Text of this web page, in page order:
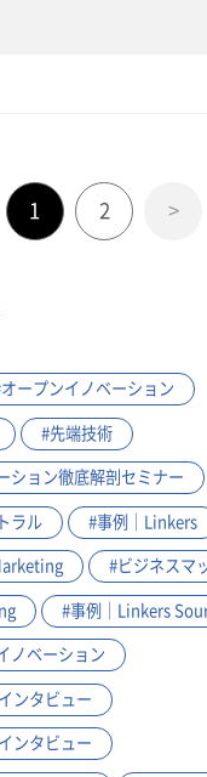
1 2 >
ープンイノベーション
#先端技術
ション徹底解剖セミナー
ラル #事例｜Linkers
#ビジネスマ
#事例｜Linkers
ノベーション
ンタビュー
ンタビュー